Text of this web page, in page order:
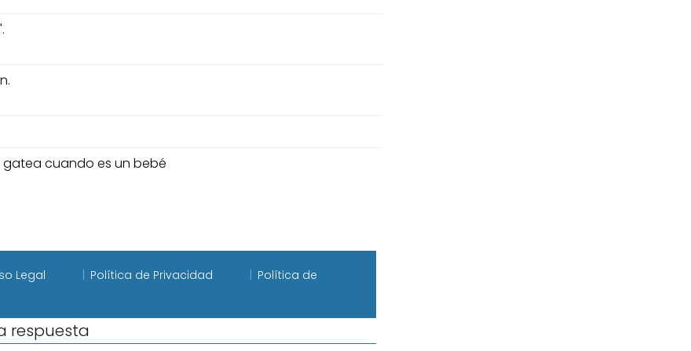
gatea cuando es un bebé
respuesta
Legal Política de Privacidad
Política de